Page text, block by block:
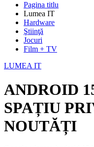
Pagina titlu
Lumea IT
Hardware
Ştiinţă
Jocuri
Film + TV
LUMEA IT
ANDROID
SPAȚIU
NOUTĂȚI